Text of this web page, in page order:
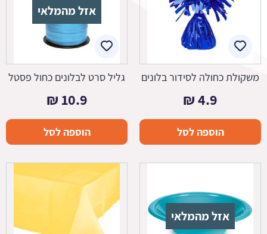
משקולת כחולה לסידור בלונים
4.9
₪
הוספה לסל
אזל מהמלאי
גליל סרט לבלונים כחול פסטל
10.9
₪
הוספה לסל
אזל מהמלאי